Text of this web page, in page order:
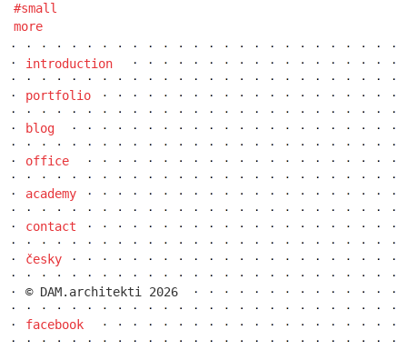
small
more
introduction
portfolio
blog
office
academy
contact
česky
© DAM.architekti 2026
facebook